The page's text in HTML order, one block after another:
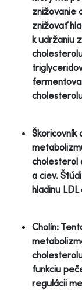
znižovanie
znižovať
k udržaniu
Škoricovník
cholesterol
a ciev.
hladinu
Cholín:
funkciu
regulácii